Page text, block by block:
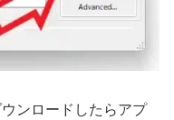
ンロードしたらアプ